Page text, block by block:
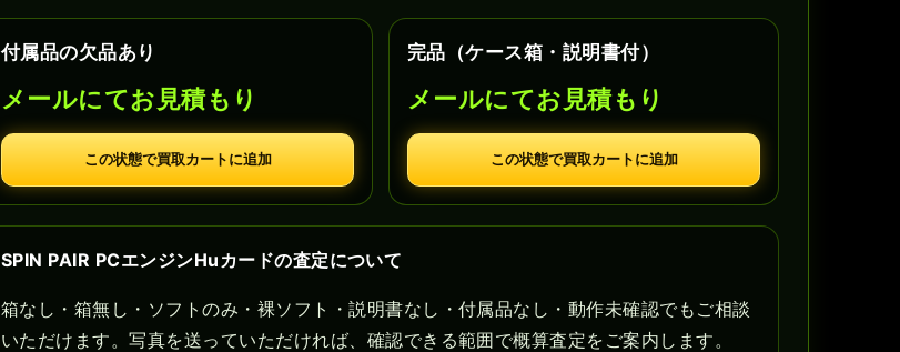
付属品の欠品あり
メールにてお見積もり
この状態で買取カートに追加
完品（ケース箱・説明書付）
メールにてお見積もり
この状態で買取カートに追加
SPIN PAIR PCエンジンHuカードの査定について
箱なし・箱無し・ソフトのみ・裸ソフト・説明書なし・付属品なし・動作未確認でもご相談
いただけます。写真を送っていただければ、確認できる範囲で概算査定をご案内します。